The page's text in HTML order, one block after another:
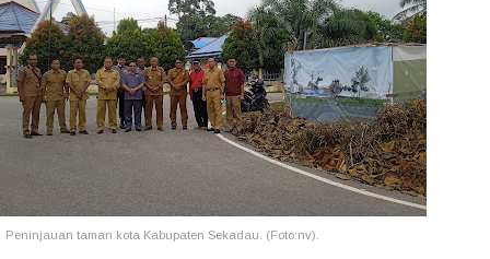
Peninjauan taman kota Kabupaten Sekadau. (Foto:nv).